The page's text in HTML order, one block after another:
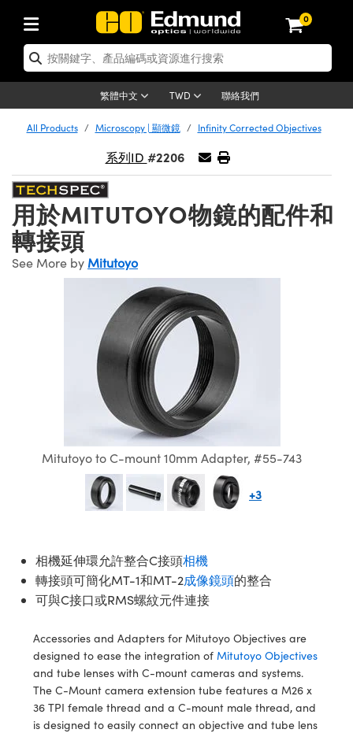
0
繁體中文 TWD 聯絡我們
| 光學產品
| 反射鏡
Diffusers | 窗鏡或擴散片
| 光學濾光片
Optics | 偏振光學元件
| 分光鏡
| 繞射光柵
| 光學組装
Components | SCHOTT 光
| 紅外線光學產品
| 超快光學
Sputtering) Coated Optics |
濺鍍）鍍膜光學元件
Elements (DOE) | 繞射光
Optics | 雷射光學
| 雷射透鏡
| 雷射濾光片
| 超快光學
器
Assemblies | 雷射光學元件組
Shaping | 雷射光束整形
| 雷射分光鏡
Isolators | 晶體和隔離器
| 雷射偏光片
| 光機組件
System | 光學籠式系統
Mounts | 台式光學安裝座
| 臺式系統
and Breadboards | 光學平臺
| 電動平臺
and Slides | 平臺和滑塊
| 顯微鏡
| Mitutoyo 物鏡
| Olympus 物鏡
| Nikon 物鏡
| ZEISS 物鏡
Upright Microscopes
Objectives | 有限共軛物鏡
| 反射物鏡
Lighting |顯微鏡照明
體視顯微鏡系統
Lenses | 變焦鏡頭模組
Targets | 顯微鏡標靶
Stage Micrometers | 刻劃板或
Mechanics | 顯微鏡用結構件
| 雷射
and Electronics | 雷射
| 雷射光學
| 雷射防護
| 雷射用光機模組
| 實驗室和生產線
Lenses | 成像鏡頭
Lenses | 定焦鏡頭
| 遠心鏡頭
(S-Mount Lenses) | M12 鏡頭 (S
Magnification Lenses
Objectives | 顯微鏡物鏡
Lenses for Harsh Environments
and Advanced
| 影視製作和高級攝影
Accessories | 成像鏡頭配件
| 相機
Cameras | Gigabit乙太網相
| FLIR 相機
Cameras | Teledyne Dalsa
Microscopy Cameras
Cameras | Allied Vision 相機
Cameras | IDS 相機
Labs Cameras™ | Lucid Vision
| Pixelink 相機
and Optomechanics |
Interface Cameras | 高速接口相
and Illumination | 照明
Lighting | 機器視覺光源
Lighting |顯微鏡照明
Lighting | 寬譜光源
| 雷射光源
| 其他光源
Accessories | 光源配件
Targets | 測試板
Targets | 解析度測試板
Targets | 畸變測試版
& Stage Micrometers | 圖像
試板
Level Test Targets | 色卡測試板
| USAF 測試版
and Detection | 測試與監測
| 光學度量
and Electronics | 雷射
品
測器
放大器
and Roughness Standards | 表
Components | 主動光學元件
and Production | 實驗室和生產
| 清潔用品
| 通用工具
| 光學膠
Products | Acktar 黑色吸
Accessories | UV固化設備
應用選購
| 光譜儀
Imaging
Tomography
By Brand
Development Systems
Optical Company
Components
Products | 新品專區
Lenses
| 清倉品
| 清倉光學產品
| 清倉光機組件
| 清倉顯微鏡
Lenses | 清倉成像鏡頭
| 清倉照明
and Detection
and Production | 清倉實驗室
Products | 重新認證產
| 重新認證光學產品
| 重新認證雷射
| 重新認證顯微鏡
Lenses | 重新認證成像鏡
| 重新認證相機
| 重新認證照明
and Detection
and Production | 重新認證實
All Products Microscopy | 顯微鏡 Infinity Corrected Objectives
系列ID #2206
用於MITUTOYO物鏡的配件和
轉接頭
See More by Mitutoyo
Mitutoyo to C-mount 10mm Adapter, #55-743
+3
相機延伸環允許整合C接頭相機
轉接頭可簡化MT-1和MT-2成像鏡頭的整合
可與C接口或RMS螺紋元件連接
Accessories and Adapters for Mitutoyo Objectives are
designed to ease the integration of Mitutoyo Objectives
and tube lenses with C-mount cameras and systems.
The C-Mount camera extension tube features a M26 x
36 TPI female thread and a C-mount male thread, and
is designed to easily connect an objective and tube lens